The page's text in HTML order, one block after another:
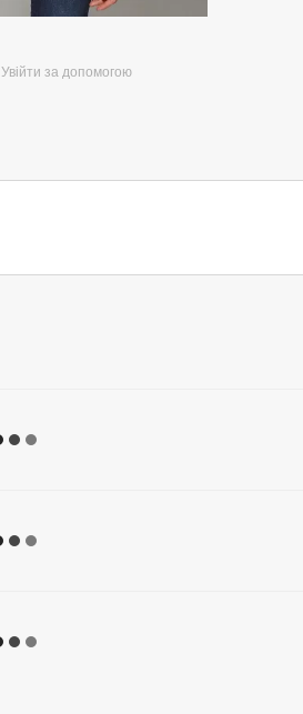
Увійти за допомогою